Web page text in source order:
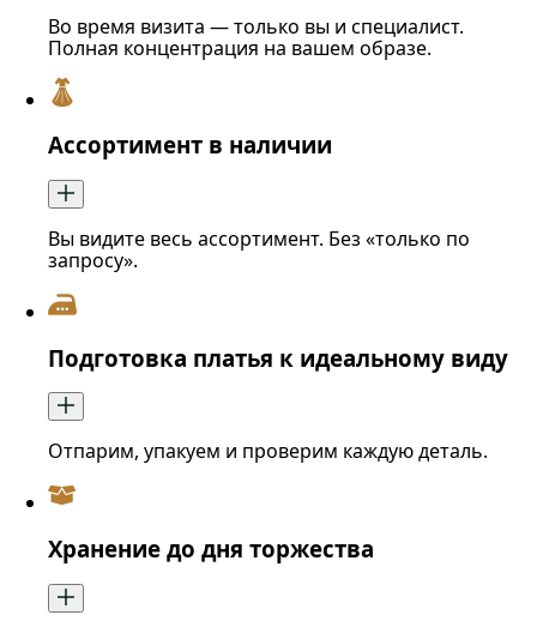
Во время визита — только вы и специалист.
Полная концентрация на вашем образе.
Ассортимент в наличии
Вы видите весь ассортимент. Без «только по
запросу».
Подготовка платья к идеальному виду
Отпарим, упакуем и проверим каждую деталь.
Хранение до дня торжества